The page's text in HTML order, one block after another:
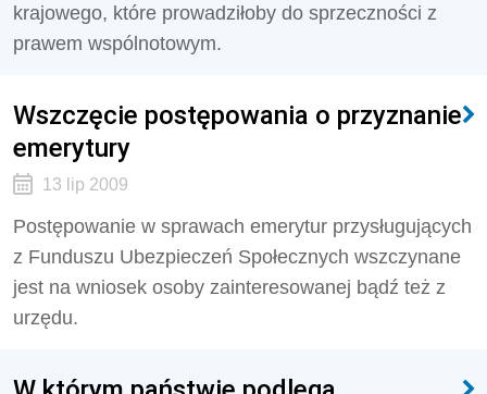
krajowego, które prowadziłoby do sprzeczności z
prawem wspólnotowym.
Wszczęcie postępowania o przyznanie
emerytury
13 lip 2009
Postępowanie w sprawach emerytur przysługujących
z Funduszu Ubezpieczeń Społecznych wszczynane
jest na wniosek osoby zainteresowanej bądź też z
urzędu.